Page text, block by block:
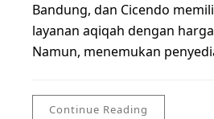
Bandung, dan Cicendo
layanan aqiqah dengan
Namun, menemukan
Continue Reading